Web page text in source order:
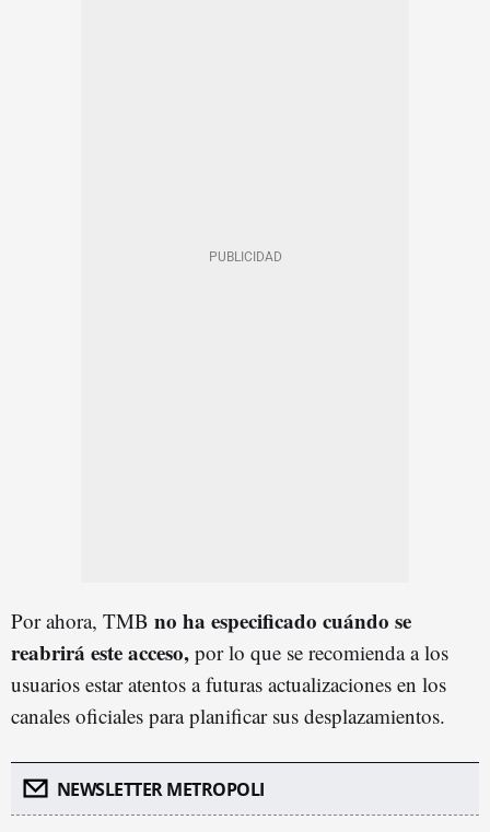
Por ahora, TMB no ha especificado cuándo se
reabrirá este acceso, por lo que se recomienda a los
usuarios estar atentos a futuras actualizaciones en los
canales oficiales para planificar sus desplazamientos.
NEWSLETTER METROPOLI